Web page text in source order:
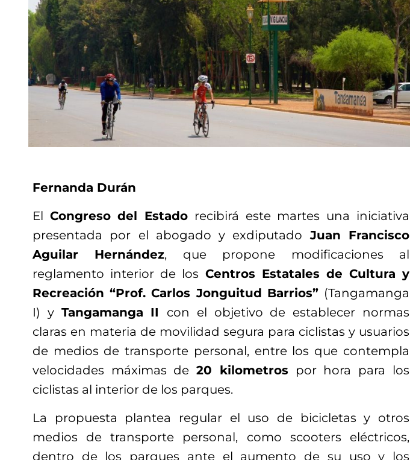
Fernanda Durán
El Congreso del Estado recibirá este martes una iniciativa
presentada por el abogado y exdiputadoJuan Francisco
Aguilar Hernández, que propone modificaciones al
reglamento interior de los Centros Estatales de Cultura y
Recreación “Prof. Carlos Jonguitud Barrios” (Tangamanga
I) y Tangamanga II con el objetivo de establecer normas
claras en materia de movilidad segura para ciclistas y usuarios
de medios de transporte personal, entre los que contempla
velocidades máximas de20 kilometros por hora para los
ciclistas al interior de los parques.
La propuesta plantea regular el uso de bicicletas y otros
medios de transporte personal, como scooters eléctricos,
dentro de los parques ante el aumento de su uso y los